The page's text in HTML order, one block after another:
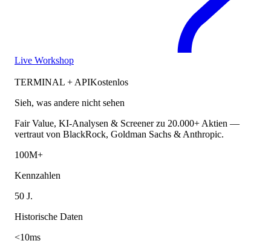
Live Workshop
TERMINAL + APIKostenlos
Sieh, was andere nicht sehen
Fair Value, KI-Analysen & Screener zu 20.000+ Aktien —
vertraut von BlackRock, Goldman Sachs & Anthropic.
100M+
Kennzahlen
50 J.
Historische Daten
<10ms